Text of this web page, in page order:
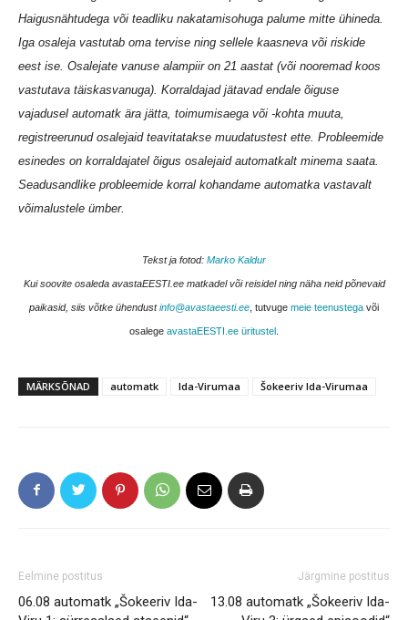
Haigusnähtudega või teadliku nakatamisohuga palume mitte ühineda.
Iga osaleja vastutab oma tervise ning sellele kaasneva või riskide
eest ise. Osalejate vanuse alampiir on 21 aastat (või nooremad koos
vastutava täiskasvanuga). Korraldajad jätavad endale õiguse
vajadusel automatk ära jätta, toimumisaega või -kohta muuta,
registreerunud osalejaid teavitatakse muudatustest ette. Probleemide
esinedes on korraldajatel õigus osalejaid automatkalt minema saata.
Seadusandlike probleemide korral kohandame automatka vastavalt
võimalustele ümber.
Tekst ja fotod: Marko Kaldur
Kui soovite osaleda avastaEESTI.ee matkadel või reisidel ning näha neid põnevaid
paikasid, siis võtke ühendustinfo@avastaeesti.ee , tutvuge meie teenustega või
osalege avastaEESTI.ee üritustel
MÄRKSÕNAD automatk Ida-Virumaa Šokeeriv Ida-Virumaa
Eelmine postitus
06.08 automatk „Šokeeriv Ida-
Järgmine postitus
13.08 automatk „Šokeeriv Ida-